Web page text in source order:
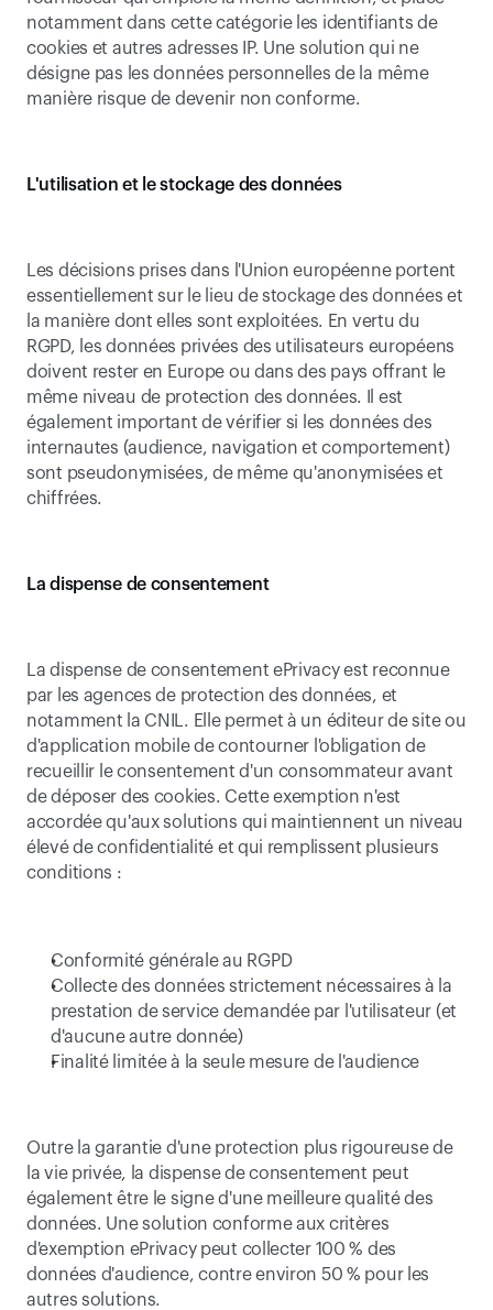
notamment dans cette catégorie les identifiants de
cookies et autres adresses IP. Une solution qui ne
désigne pas les données personnelles de la même
manière risque de devenir non conforme.
L'utilisation et le stockage des données
Les décisions prises dans l'Union européenne portent
essentiellement sur le lieu de stockage des données et
la manière dont elles sont exploitées. En vertu du
RGPD, les données privées des utilisateurs européens
doivent rester en Europe ou dans des pays offrant le
même niveau de protection des données. Il est
également important de vérifier si les données des
internautes (audience, navigation et comportement)
sont pseudonymisées, de même qu'anonymisées et
chiffrées.
La dispense de consentement
La dispense de consentement ePrivacy est reconnue
par les agences de protection des données, et
notamment la CNIL. Elle permet à un éditeur de site ou
d'application mobile de contourner l'obligation de
recueillir le consentement d'un consommateur avant
de déposer des cookies. Cette exemption n'est
accordée qu'aux solutions qui maintiennent un niveau
élevé de confidentialité et qui remplissent plusieurs
conditions :
Conformité générale au RGPD
Collecte des données strictement nécessaires à la
prestation de service demandée par l'utilisateur (et
d'aucune autre donnée)
Finalité limitée à la seule mesure de l'audience
Outre la garantie d'une protection plus rigoureuse de
la vie privée, la dispense de consentement peut
également être le signe d'une meilleure qualité des
données. Une solution conforme aux critères
d'exemption ePrivacy peut collecter 100 % des
données d'audience, contre environ 50 % pour les
autres solutions.